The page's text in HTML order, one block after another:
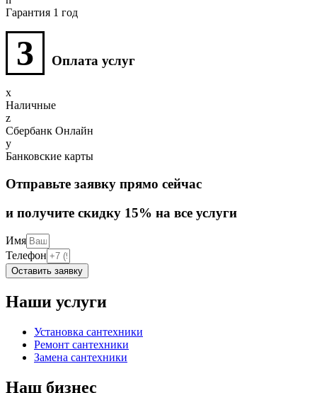
Гарантия 1 год
3 Оплата услуг
Наличные
Сбербанк Онлайн
Банковские карты
Отправьте заявку прямо сейчас
и получите скидку 15% на все услуги
Имя
Телефон
Оставить заявку
Наши услуги
Установка сантехники
Ремонт сантехники
Замена сантехники
Наш бизнес